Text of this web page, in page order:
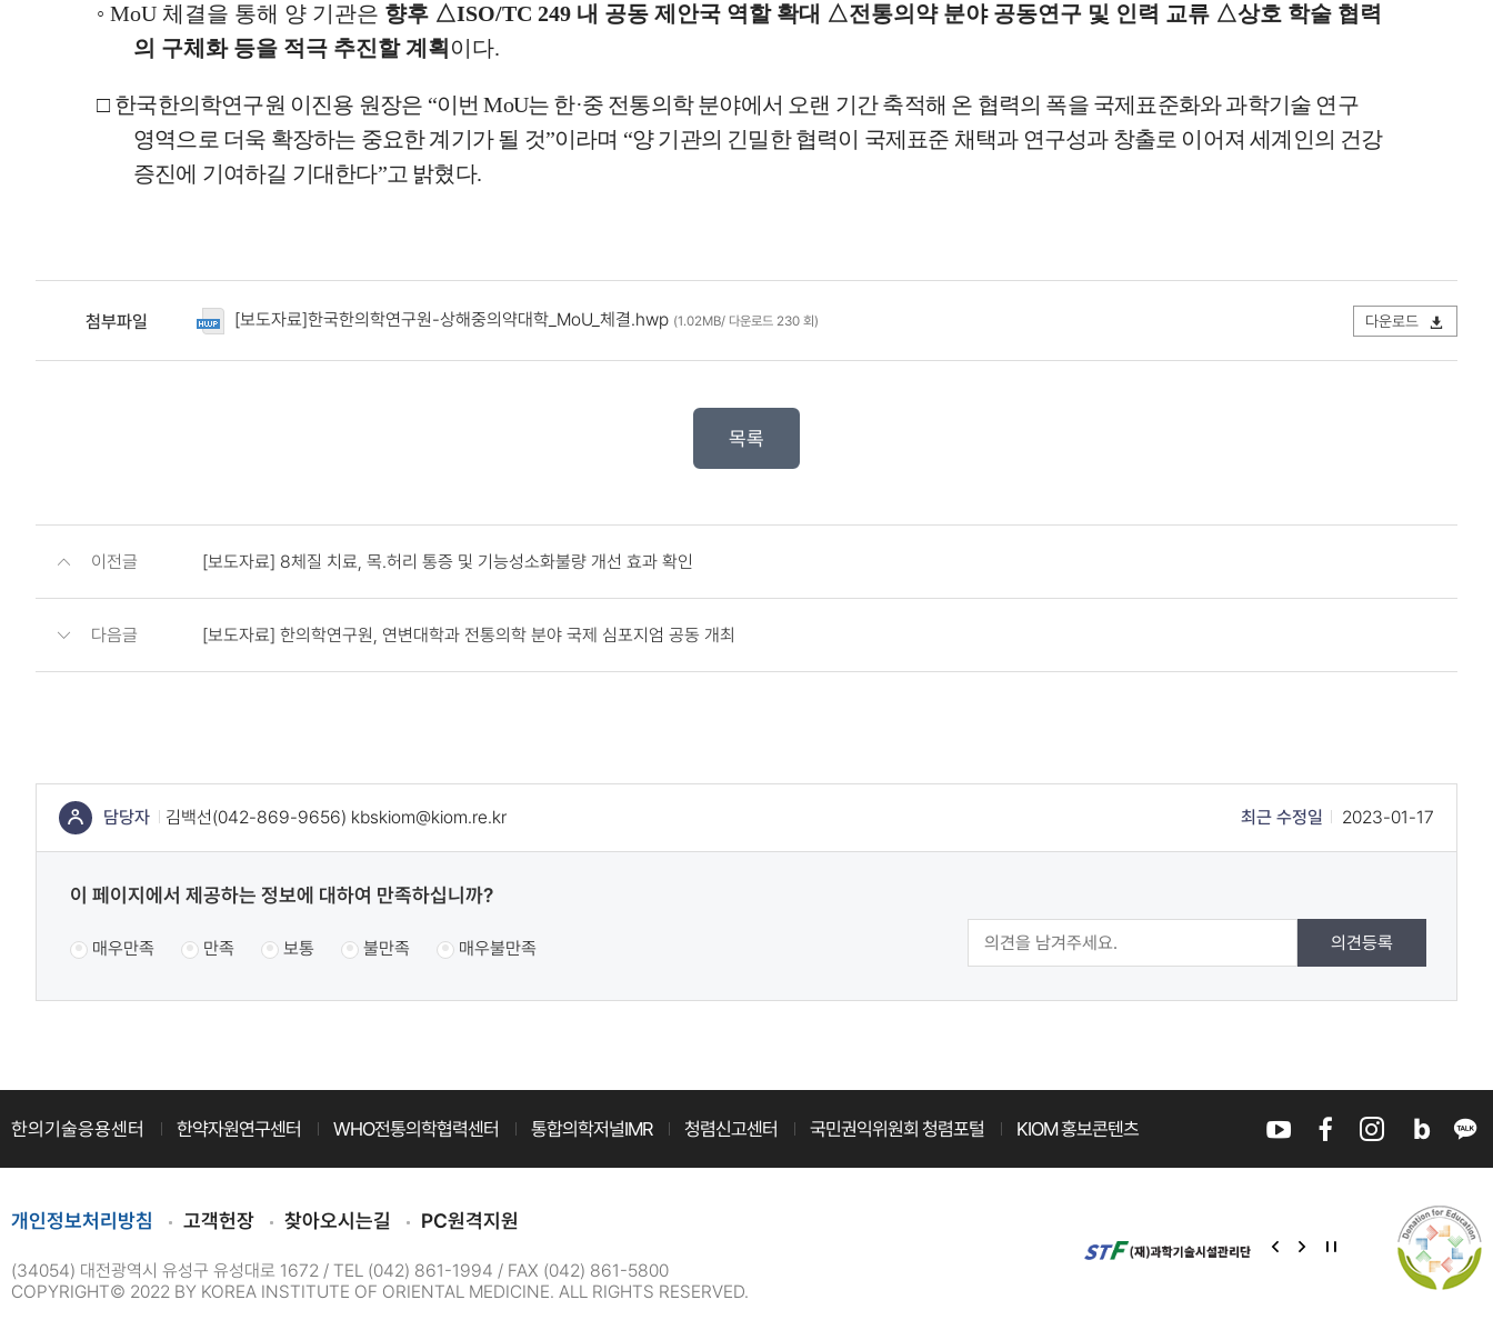
◦ MoU 체결을 통해 양 기관은 향후 △ISO/TC 249 내 공동 제안국 역할 확대 △전통의약 분야 공동연구 및 인력 교류 △상호 학술 협력
의 구체화 등을 적극 추진할 계획 이다.
□ 한국한의학연구원 이진용 원장은 “이번MoU는 한·중 전통의학 분야에서 오랜 기간 축적해 온 협력의 폭을 국제표준화와 과학기술 연구
영역으로 더욱 확장하는 중요한 계기가 될 것”이라며 “양 기관의 긴밀한 협력이 국제표준 채택과 연구성과 창출로 이어져 세계인의 건강
증진에 기여하길 기대한다”고 밝혔다.
첨부파일 [보도자료]한국한의학연구원-상해중의약대학_MoU_체결.hwp (1.02MB/ 다운로드 230 회) 다운로드
목록
이전글 [보도자료] 8체질 치료, 목.허리 통증 및 기능성소화불량 개선 효과 확인
다음글 [보도자료] 한의학연구원, 연변대학과 전통의학 분야 국제 심포지엄 공동 개최
보
콘
텐
정
자
담당자 김백선(042-869-9656) kbskiom@kiom.re.kr 최근 수정일 2023-01-17
콘
츠
족
사
콘
츠
족
이 페이지에서 제공하는 정보에 대하여 만족하십니까?
매우만족 만족 보통 불만족 매우불만족 의견등록
한의기술응용센터 한약자원연구센터 WHO전통의학협력센터 통합의학저널IMR 청렴신고센터 국민권익위원회 청렴포털 KIOM 홍보콘텐츠
브
스
로
그
카
오
톡
개인정보처리방침 고객헌장 찾아오시는길 PC원격지원
(34054) 대전광역시 유성구 유성대로 1672 TEL (042) 861-1994
FAX (042) 861-5800
COPYRIGHT© 2022 BY KOREA INSTITUTE OF ORIENTAL MEDICINE. ALL RIGHTS RESERVED.
이
다